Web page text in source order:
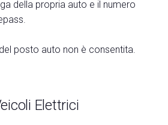
della propria auto e il numero
posto auto non è consentita.
Elettrici